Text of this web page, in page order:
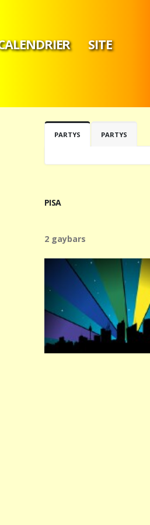
SITE
PARTYS PARTYS
PISA
2 gaybars